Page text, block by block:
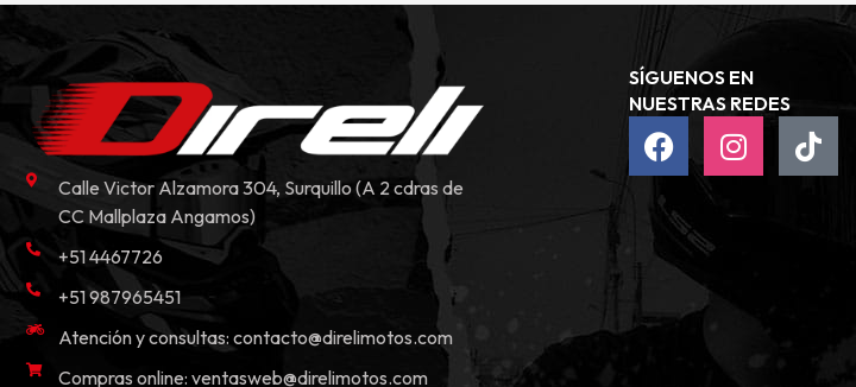
Calle Victor Alzamora 304, Surquillo (A 2 cdras de
CC Mallplaza Angamos)
+51 4467726
+51 987965451
Atención y consultas: contacto@direlimotos.com
Compras online: ventasweb@direlimotos.com
SÍGUENOS EN
NUESTRAS REDES